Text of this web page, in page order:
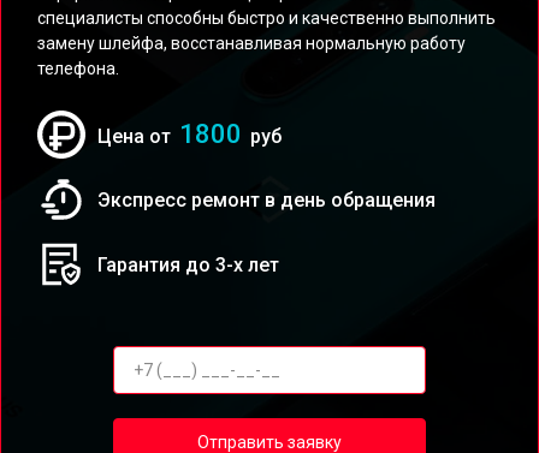
специалисты способны быстро и качественно выполнить
замену шлейфа, восстанавливая нормальную работу
телефона.
Цена от 1800 руб
Экспресс ремонт в день обращения
Гарантия до 3-х лет
Отправить заявку